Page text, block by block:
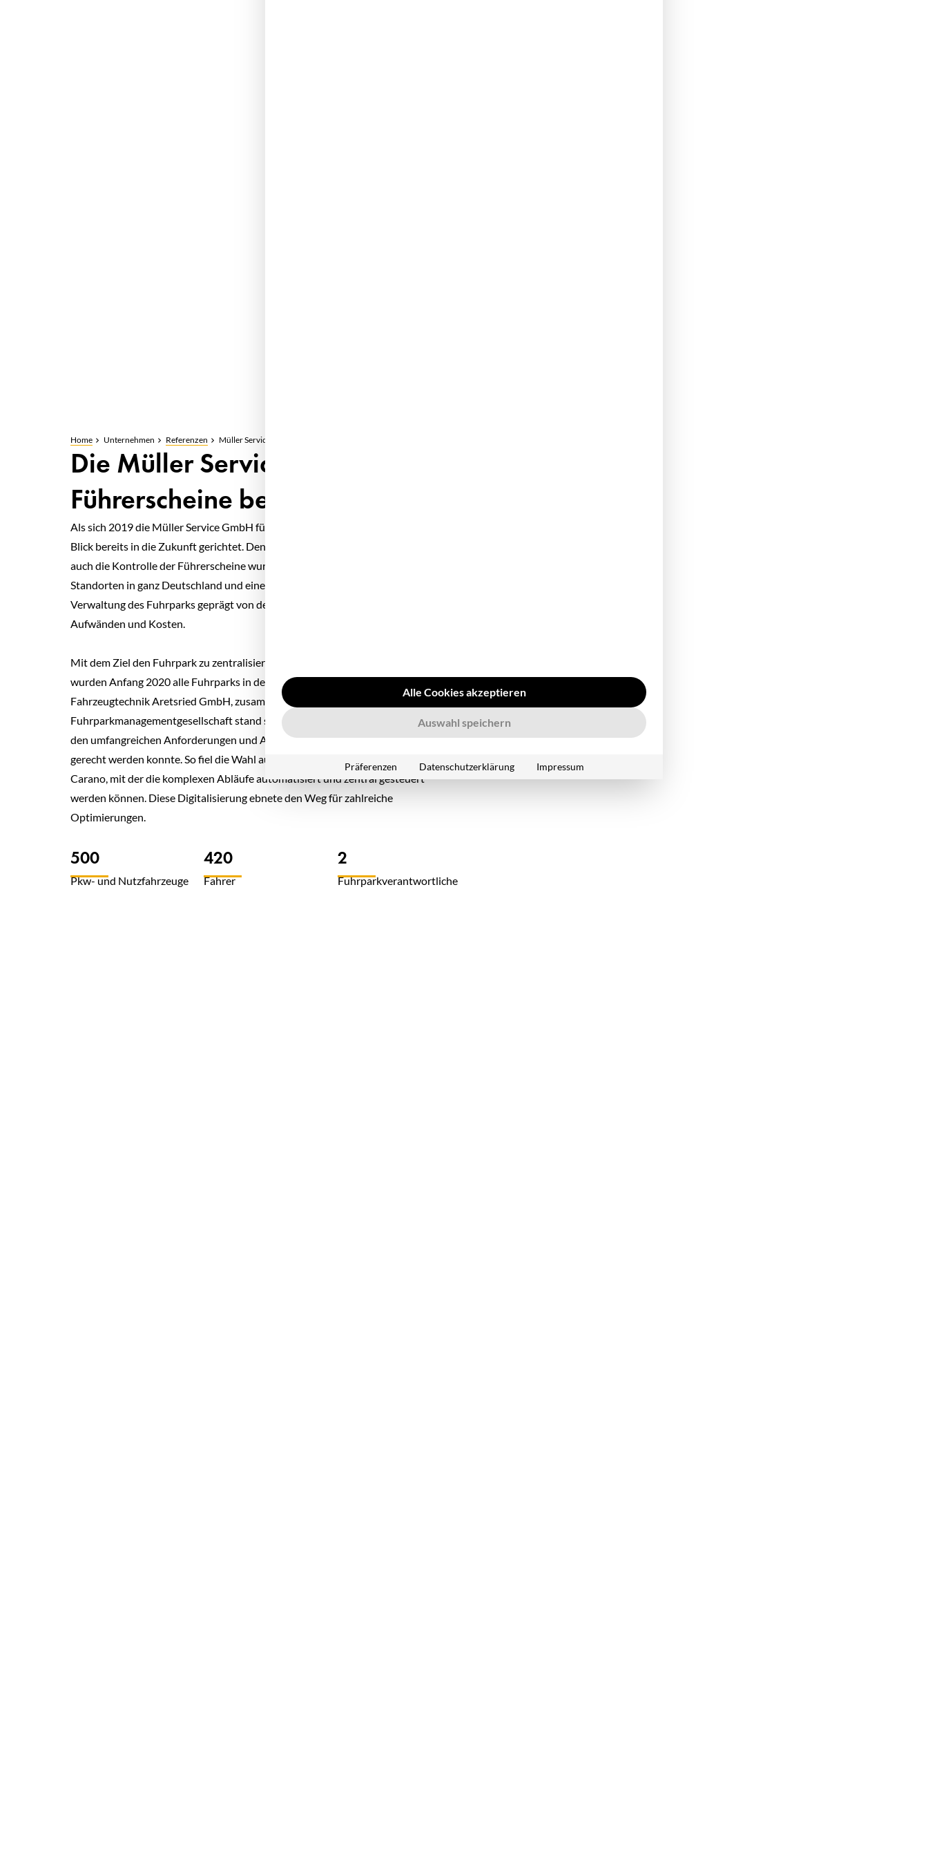
Home Unternehmen Referenzen Müller Service GmbH
Die Müller Service GmbH prüft
Führerscheine bequem per App
Als sich 2019 die Müller Service GmbH für die Fuhrparksoftware Fleet+, war der
Blick bereits in die Zukunft gerichtet. Denn nicht nur die Verwaltung der Flotte,
auch die Kontrolle der Führerscheine wurde schon bald zum zentralen Thema.
Standorten in ganz Deutschland und einer Flotte von rund 500 PKW, war die
Verwaltung des Fuhrparks geprägt von dezentralen Prozessen mit hohen
Aufwänden und Kosten.
Mit dem Ziel den Fuhrpark zu zentralisieren und alle Aktivitäten zu bündeln,
wurden Anfang 2020 alle Fuhrparks in der eigenen LKW-Werkstatt und bei der
Fahrzeugtechnik Aretsried GmbH, zusammengefasst. Für die entstandene
Fuhrparkmanagementgesellschaft stand schnell fest, dass nur eine digitale Lösung
den umfangreichen Anforderungen und Aufgaben solch einer großen Flotte
gerecht werden konnte. So fiel die Wahl auf die Fuhrparksoftware Fleet+ von
Carano, mit der die komplexen Abläufe automatisiert und zentral gesteuert
werden können. Diese Digitalisierung ebnete den Weg für zahlreiche
Optimierungen.
500
Pkw- und Nutzfahrzeuge
420
Fahrer
2
Fuhrparkverantwortliche
Alle Cookies akzeptieren
Auswahl speichern
Präferenzen Datenschutzerklärung Impressum